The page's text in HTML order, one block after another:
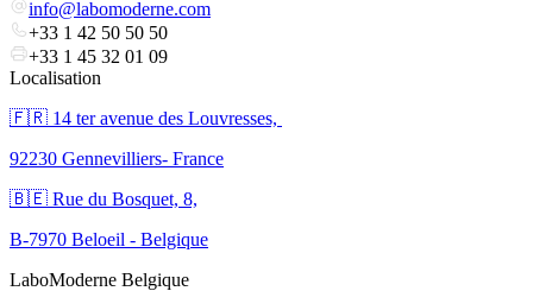
info@labomoderne.com
+33 1 42 50 50 50
+33 1 45 32 01 09
Localisation
🇫🇷 ​14 ter avenue des Louvresses,
92230 Gennevilliers- France
🇧🇪 Rue du Bosquet, 8,
B-7970 Beloeil - Belgique
LaboModerne Belgique